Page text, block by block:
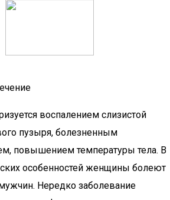
воспалением слизистой
пузыря, болезненным
повышением температуры тела. В
особенностей женщины болеют
Нередко заболевание